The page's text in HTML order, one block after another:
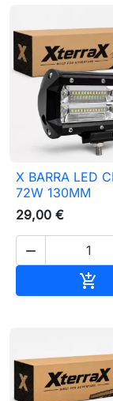
X BARRA LED
72W 130MM
29,00 €

